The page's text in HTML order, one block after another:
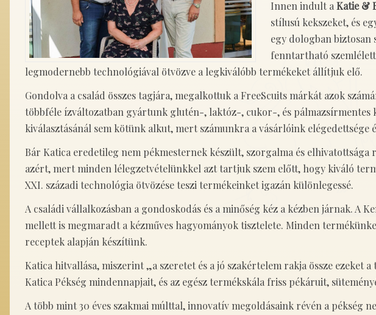
Innen indult a Katie &
stílusú kekszeket, és
egy dologban
fenntartható
legmodernebb technológiával ötvözve a legkiválóbb termékeket állítjuk elő.
Gondolva a család összes tagjára, megalkottuk a FreeScuits márkát azok
többféle ízváltozatban gyártunk glutén-, laktóz-, cukor-, és pálmazsírmentes
kiválasztásánál sem kötünk alkut, mert számunkra a vásárlóink elégedettsége
Bár Katica eredetileg nem pékmesternek készült, szorgalma és
azért, mert minden lélegzetvételünkkel azt tartjuk szem előtt, hogy kiváló
XXI. századi technológia ötvözése teszi termékeinket igazán különlegessé.
A családi vállalkozásban a gondoskodás és a minőség kéz a kézben járnak. A
mellett is megmaradt a kézműves hagyományok tisztelete. Minden
receptek alapján készítünk.
Katica hitvallása, miszerint „a szeretet és a jó szakértelem rakja össze ezeket
Katica Pékség mindennapjait, és az egész termékskála friss pékáruit,
A több mint 30 éves szakmai múlttal, innovatív megoldásaink révén a pékség